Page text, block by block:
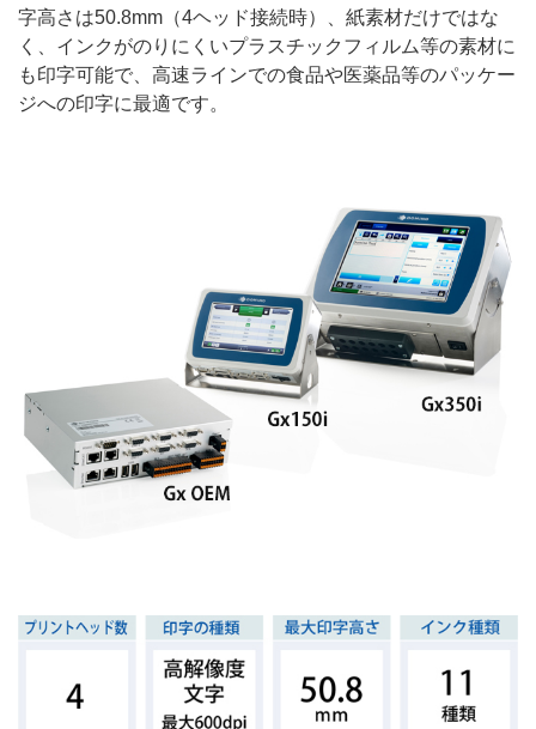
字高さは50.8mm（4ヘッド接続時）、紙素材だけではな
く、インクがのりにくいプラスチックフィルム等の素材に
も印字可能で、高速ラインでの食品や医薬品等のパッケー
ジへの印字に最適です。